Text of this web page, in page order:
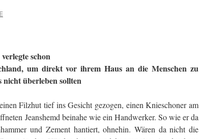
schon
um direkt vor ihrem Haus an die Menschen zu
nicht überleben sollten
Filzhut tief ins Gesicht gezogen, einen Knieschoner am
Jeanshemd beinahe wie ein Handwerker. So wie er da
und Zement hantiert, ohnehin. Wären da nicht die